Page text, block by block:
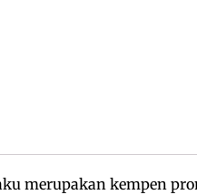
merupakan kempen